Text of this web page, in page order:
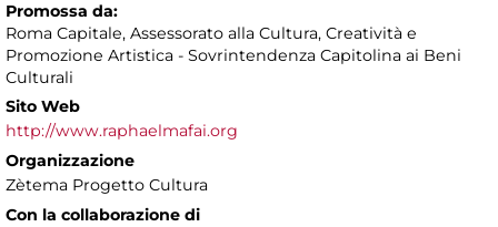
Promossa da:
Roma Capitale, Assessorato alla Cultura, Creatività e
Promozione Artistica - Sovrintendenza Capitolina ai Beni
Culturali
Sito Web
http://www.raphaelmafai.org
Organizzazione
Zètema Progetto Cultura
Con la collaborazione di